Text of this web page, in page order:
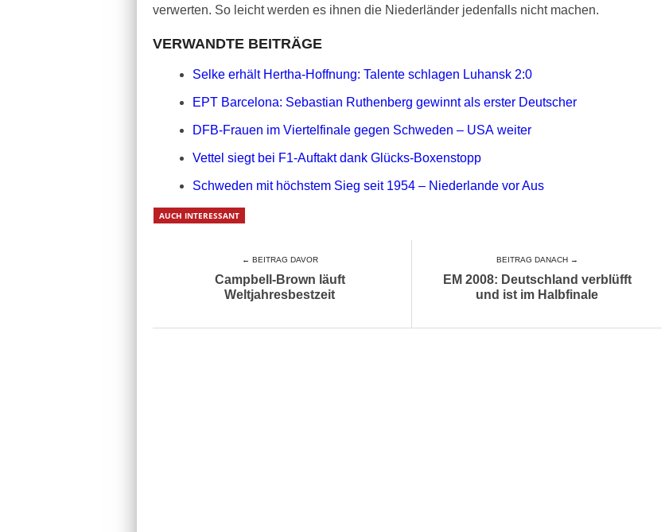
verwerten. So leicht werden es ihnen die Niederländer jedenfalls nicht machen.
VERWANDTE BEITRÄGE
Selke erhält Hertha-Hoffnung: Talente schlagen Luhansk 2:0
EPT Barcelona: Sebastian Ruthenberg gewinnt als erster Deutscher
DFB-Frauen im Viertelfinale gegen Schweden – USA weiter
Vettel siegt bei F1-Auftakt dank Glücks-Boxenstopp
Schweden mit höchstem Sieg seit 1954 – Niederlande vor Aus
AUCH INTERESSANT
← BEITRAG DAVOR
Campbell-Brown läuft
Weltjahresbestzeit
BEITRAG DANACH →
EM 2008: Deutschland verblüfft
und ist im Halbfinale